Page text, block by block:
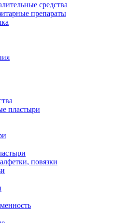
средства
препараты
пластыри
повязки